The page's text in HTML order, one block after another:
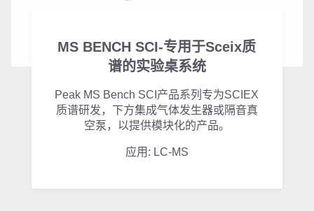
MS BENCH SCI-专用于Sceix质
谱的实验桌系统
Peak MS Bench SCI产品系列专为SCIEX
质谱研发，下方集成气体发生器或隔音真
空泵，以提供模块化的产品。
应用: LC-MS